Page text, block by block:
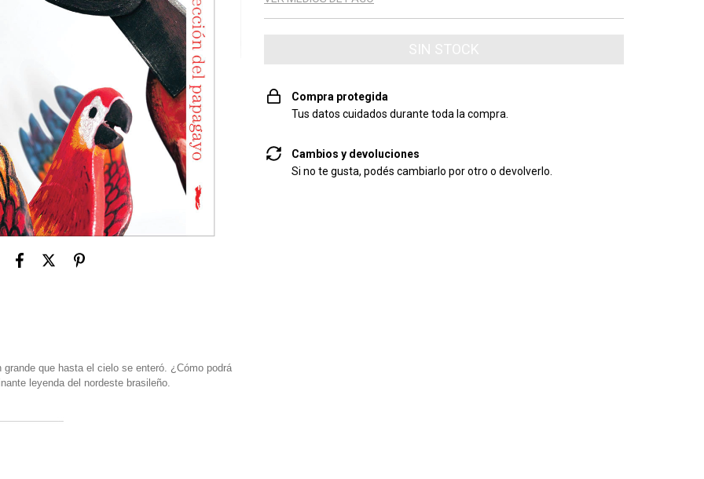
que hasta el cielo se enteró. ¿Cómo podrá
leyenda del nordeste brasileño.
Compra protegida
Tus datos cuidados durante toda la compra.
Cambios y devoluciones
Si no te gusta, podés cambiarlo por otro o devolverlo.